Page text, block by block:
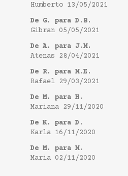
Humberto 13/05/2021
De G. para D.B.
Gibran 05/05/2021
De A. para J.M.
Atenas 28/04/2021
De R. para M.E.
Rafael 29/03/2021
De M. para H.
Mariana 29/11/2020
De K. para D.
Karla 16/11/2020
De M. para M.
Maria 02/11/2020